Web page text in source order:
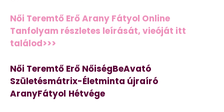
Női Teremtő Erő Arany Fátyol Online
Tanfolyam részletes leírását, vieóját itt
találod>>>
Női Teremtő Erő NőiségBeAvató
Születésmátrix-Életminta újraíró
AranyFátyol Hétvége